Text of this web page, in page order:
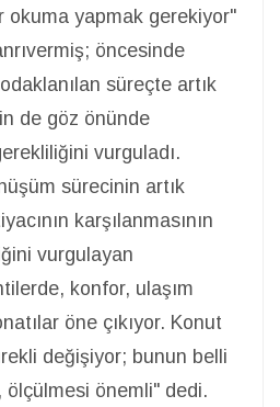
okuma yapmak gerekiyor"
öncesinde
süreçte artık
de göz önünde
vurguladı.
sürecinin artık
karşılanmasının
vurgulayan
konfor, ulaşım
öne çıkıyor. Konut
değişiyor; bunun belli
ölçülmesi önemli" dedi.